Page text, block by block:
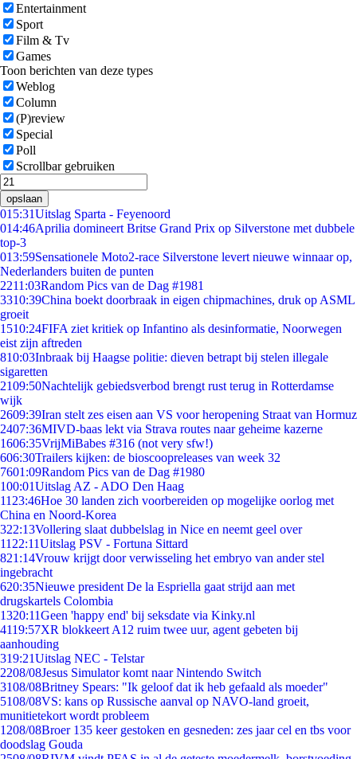
Entertainment
Sport
Film & Tv
Games
Toon berichten van deze types
Weblog
Column
(P)review
Special
Poll
Scrollbar gebruiken
opslaan
015:31Uitslag Sparta - Feyenoord
014:46Aprilia domineert Britse Grand Prix op Silverstone met dubbele
top-3
013:59Sensationele Moto2-race Silverstone levert nieuwe winnaar op,
Nederlanders buiten de punten
2211:03Random Pics van de Dag #1981
3310:39China boekt doorbraak in eigen chipmachines, druk op ASML
groeit
1510:24FIFA ziet kritiek op Infantino als desinformatie, Noorwegen
eist zijn aftreden
810:03Inbraak bij Haagse politie: dieven betrapt bij stelen illegale
sigaretten
2109:50Nachtelijk gebiedsverbod brengt rust terug in Rotterdamse
wijk
2609:39Iran stelt zes eisen aan VS voor heropening Straat van Hormuz
2407:36MIVD-baas lekt via Strava routes naar geheime kazerne
1606:35VrijMiBabes #316 (not very sfw!)
606:30Trailers kijken: de bioscoopreleases van week 32
7601:09Random Pics van de Dag #1980
100:01Uitslag AZ - ADO Den Haag
11 23:46Hoe 30 landen zich voorbereiden op mogelijke oorlog met
China en Noord-Korea
322:13Vollering slaat dubbelslag in Nice en neemt geel over
11 22:11Uitslag PSV - Fortuna Sittard
821:14Vrouw krijgt door verwisseling het embryo van ander stel
ingebracht
620:35Nieuwe president De la Espriella gaat strijd aan met
drugskartels Colombia
1320:11Geen 'happy end' bij seksdate via Kinky.nl
4119:57XR blokkeert A12 ruim twee uur, agent gebeten bij
aanhouding
319:21Uitslag NEC - Telstar
2208/08Jesus Simulator komt naar Nintendo Switch
3108/08Britney Spears: "Ik geloof dat ik heb gefaald als moeder"
5108/08VS: kans op Russische aanval op NAVO-land groeit,
munitietekort wordt probleem
1208/08Broer 135 keer gestoken en gesneden: zes jaar cel en tbs voor
doodslag Gouda